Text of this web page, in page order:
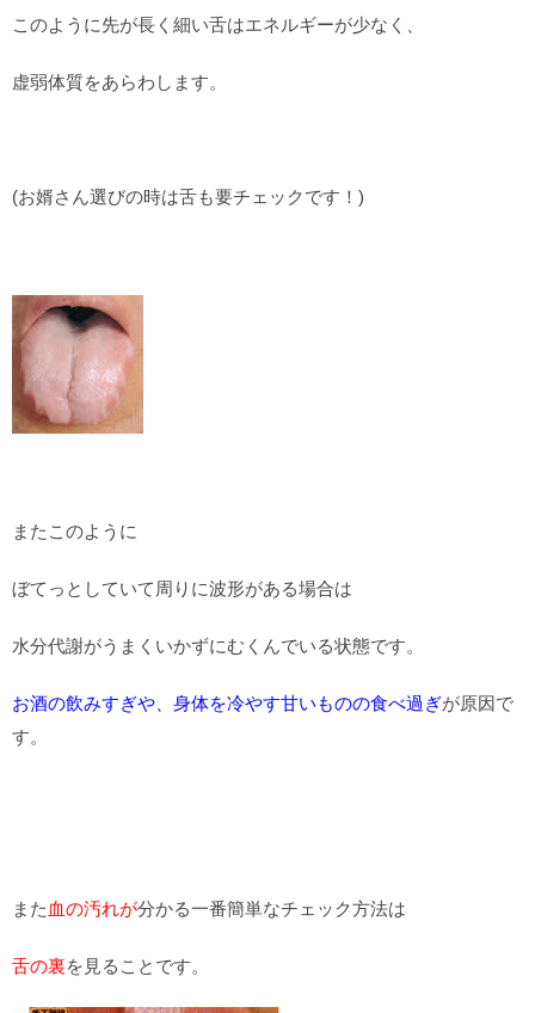
このように先が長く細い舌はエネルギーが少なく、
虚弱体質をあらわします。
(お婿さん選びの時は舌も要チェックです！)
またこのように
ぼてっとしていて周りに波形がある場合は
水分代謝がうまくいかずにむくんでいる状態です。
お酒の飲みすぎや、身体を冷やす甘いものの食べ過ぎが原因で
す。
また 血の汚れが分かる一番簡単なチェック方法は
舌の裏を見ることです。